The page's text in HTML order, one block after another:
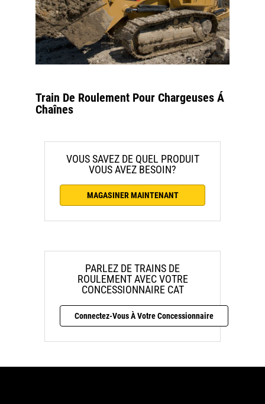
Train De Roulement Pour Chargeuses Á
Chaînes
VOUS SAVEZ DE QUEL PRODUIT
VOUS AVEZ BESOIN?
MAGASINER MAINTENANT
PARLEZ DE TRAINS DE
ROULEMENT AVEC VOTRE
CONCESSIONNAIRE CAT
Connectez-Vous À Votre Concessionnaire